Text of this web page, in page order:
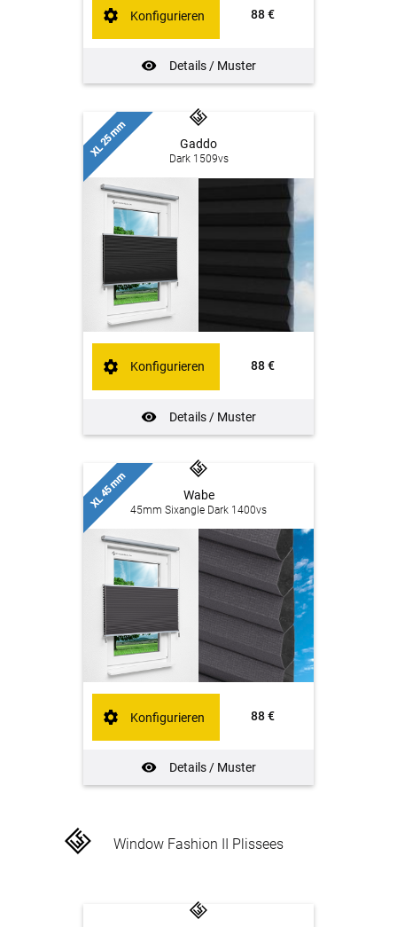
88 €
Details / Muster
Konfigurieren
Gaddo
Dark 1509vs
88 €
Details / Muster
Konfigurieren
XL 25 mm
Wabe
45mm Sixangle Dark 1400vs
88 €
Details / Muster
Konfigurieren
XL 45 mm
Window Fashion II Plissees